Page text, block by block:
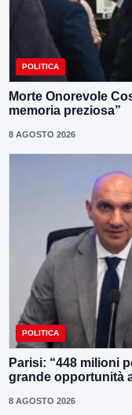
POLITICA
Morte Onorevole
memoria preziosa”
8 AGOSTO 2026
POLITICA
Parisi: “448 milioni
grande opportunità
8 AGOSTO 2026